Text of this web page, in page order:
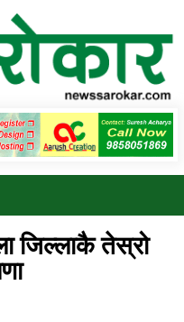
जुम्ला सुचना सन्देश
जिल्लाकै तेस्रो